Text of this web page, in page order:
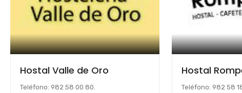
Hostal Valle de Oro
Teléfono: 982 58 00 80.
Hostal
Teléfono: 982 58